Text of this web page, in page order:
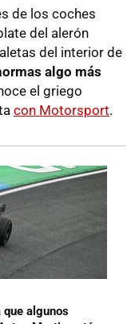
de los coches
del alerón
del interior de
algo más
el griego
con Motorsport.
que algunos